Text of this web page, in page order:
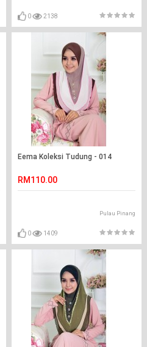
0 2138
Eema Koleksi Tudung - 014
RM110.00
Pulau Pinang
0 1409